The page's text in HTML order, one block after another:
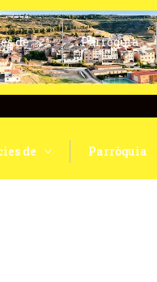
de Parròquia
de Parròquia